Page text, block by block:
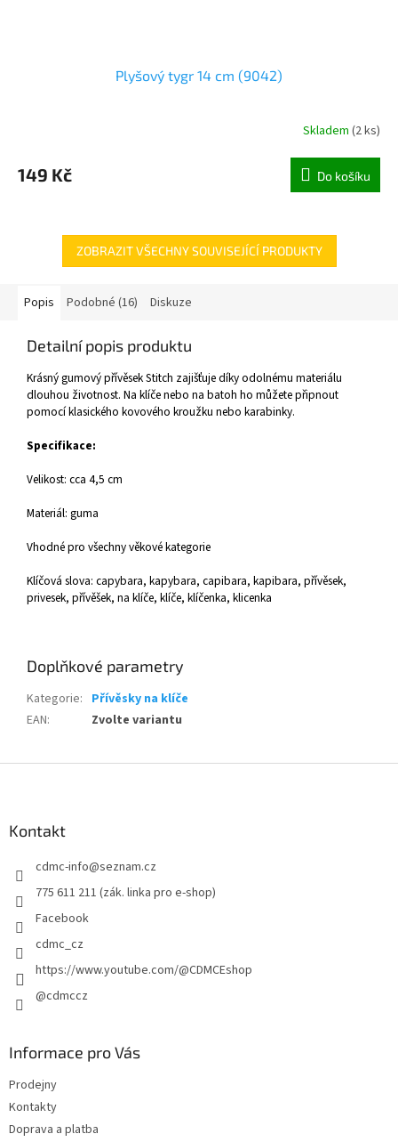
Plyšový tygr 14 cm (9042)
Skladem (2 ks)
149 Kč Do košíku
ZOBRAZIT VŠECHNY SOUVISEJÍCÍ PRODUKTY
Popis Podobné (16) Diskuze
Detailní popis produktu
Krásný gumový přívěsek Stitch zajišťuje díky odolnému materiálu
dlouhou životnost. Na klíče nebo na batoh ho můžete připnout
pomocí klasického kovového kroužku nebo karabinky.
Specifikace:
Velikost: cca 4,5 cm
Materiál: guma
Vhodné pro všechny věkové kategorie
Klíčová slova: capybara, kapybara, capibara, kapibara, přívěsek,
privesek, přívěšek, na klíče, klíče, klíčenka, klicenka
Doplňkové parametry
Kategorie: Přívěsky na klíče
EAN: Zvolte variantu
Kontakt
cdmc-info@seznam.cz
775 611 211 (zák. linka pro e-shop)
Facebook
cdmc_cz
https://www.youtube.com/@CDMCEshop
@cdmccz
Informace pro Vás
Prodejny
Kontakty
Doprava a platba